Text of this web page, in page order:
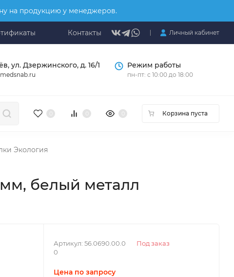
на продукцию у менеджеров.
Контакты Личный кабинет
ул. Дзержинского, д. 16/1 Режим работы
пн-пт: с 10:00 до 18:00
Корзина пуста
Экология
мм, белый металл
Под заказ
Артикул:56.0690.00.0
0
Цена по запросу